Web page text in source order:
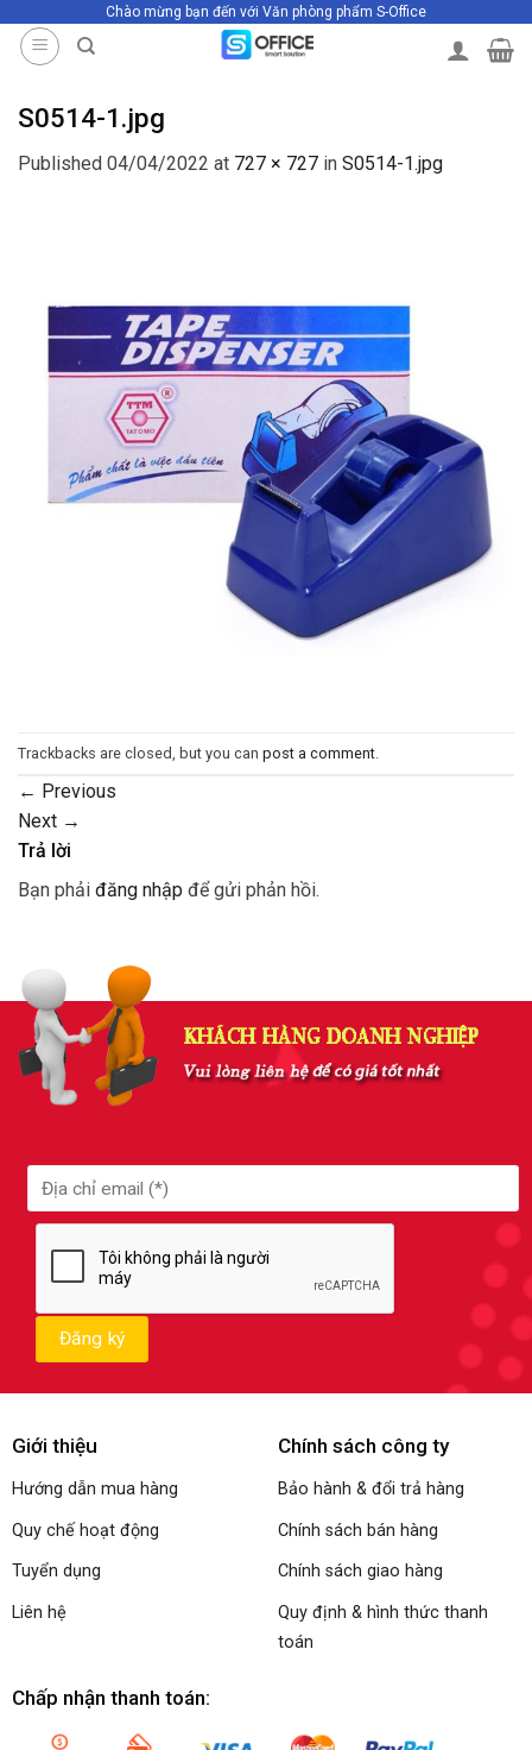
Chào mừng bạn đến với Văn phòng phẩm S-Office
S0514-1.jpg
Published 04/04/2022 at 727 × 727 in S0514-1.jpg
Trackbacks are closed, but you can post a comment
← Previous
Next →
Trả lời
Bạn phải đăng nhập để gửi phản hồi.
Giới thiệu
Hướng dẫn mua hàng
Quy chế hoạt động
Tuyển dụng
Liên hệ
Chính sách công ty
Bảo hành & đổi trả hàng
Chính sách bán hàng
Chính sách giao hàng
Quy định & hình thức thanh
toán
Chấp nhận thanh toán: